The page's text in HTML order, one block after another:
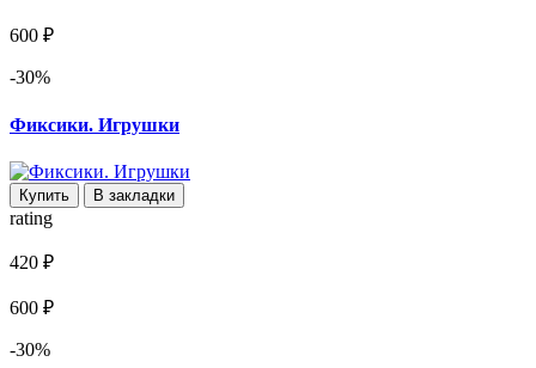
600 ₽
-30%
Фиксики. Игрушки
Купить В закладки
rating
420 ₽
600 ₽
-30%